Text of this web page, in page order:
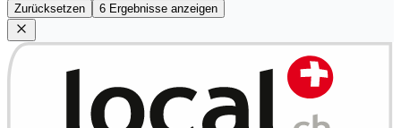
Zurücksetzen 6 Ergebnisse anzeigen